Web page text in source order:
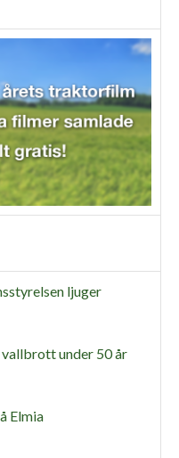
ljuger
under 50 år
Elmia